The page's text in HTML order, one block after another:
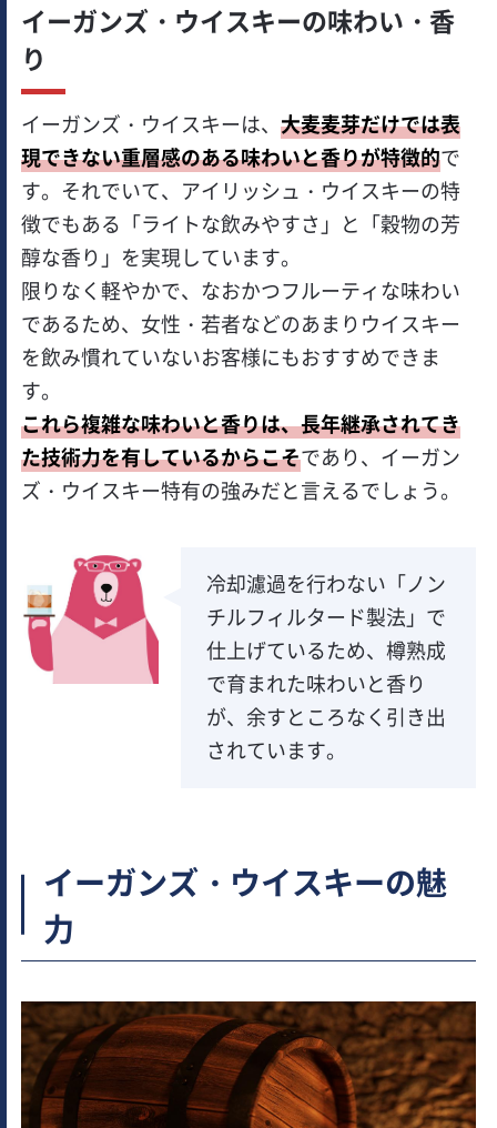
イーガンズ・ウイスキーの味わい・香
り
イーガンズ・ウイスキーは、大麦麦芽だけでは表
現できない重層感のある味わいと香りが特徴的で
す。それでいて、アイリッシュ・ウイスキーの特
徴でもある「ライトな飲みやすさ」と「穀物の芳
醇な香り」を実現しています。
限りなく軽やかで、なおかつフルーティな味わい
であるため、女性・若者などのあまりウイスキー
を飲み慣れていないお客様にもおすすめできま
す。
これら複雑な味わいと香りは、長年継承されてき
た技術力を有しているからこそであり、イーガン
ズ・ウイスキー特有の強みだと言えるでしょう。
冷却濾過を行わない「ノン
チルフィルタード製法」で
仕上げているため、樽熟成
で育まれた味わいと香り
が、余すところなく引き出
されています。
イーガンズ・ウイスキーの魅
力